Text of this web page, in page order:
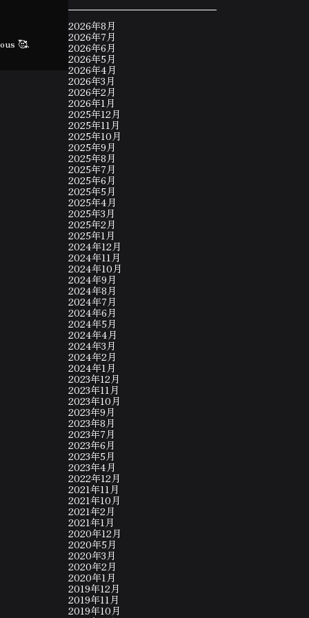
🥰.
2026年8月
2026年7月
2026年6月
2026年5月
2026年4月
2026年3月
2026年2月
2026年1月
2025年12月
2025年11月
2025年10月
2025年9月
2025年8月
2025年7月
2025年6月
2025年5月
2025年4月
2025年3月
2025年2月
2025年1月
2024年12月
2024年11月
2024年10月
2024年9月
2024年8月
2024年7月
2024年6月
2024年5月
2024年4月
2024年3月
2024年2月
2024年1月
2023年12月
2023年11月
2023年10月
2023年9月
2023年8月
2023年7月
2023年6月
2023年5月
2023年4月
2022年12月
2021年11月
2021年10月
2021年2月
2021年1月
2020年12月
2020年5月
2020年3月
2020年2月
2020年1月
2019年12月
2019年11月
2019年10月